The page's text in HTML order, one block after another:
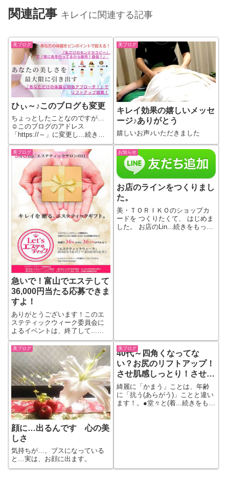
関連記事 キレイに関連する記事
美ブログ
ひぃ～♪このブログも変更
ちょっとしたことなのですが…
☺このブログのアドレス
「https://～」に変更し...続きを
もっと見る
美ブログ
キレイ効果の嬉しいメッセ
ージ♪ありがとう
嬉しいお声♪いただきました
美ブログ
急いで！富山でエステして
36,000円当たる応募できま
すよ！
ありがとうございます！このエ
ステティックウィーク委員会に
よるイベントは、終了して...続
きをもっと見る
お知らせ
お店のラインをつくりまし
た。
美・ＴＯＲＩＫＯのショップカ
ードを つくりたくて、 はじめま
した。 お店のLin...続きをもっと
美ブログ
顔に…出るんです 心の美
しさ
気持ちが…、ブスになっている
と…実は、お顔に出ます。
美ブログ
40代～四角くなってな
い？お尻のリフトアップ！
させ肌感しっとり！させる
には
綺麗に「かまう」ことは、年齢
に「抗う(あらがう)」ことと違い
ます！。●堂々と(着...続きをもっ